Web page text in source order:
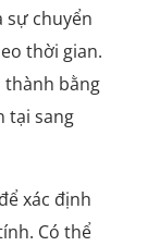
sự chuyển
thời gian.
thành bằng
tại sang
xác định
Có thể